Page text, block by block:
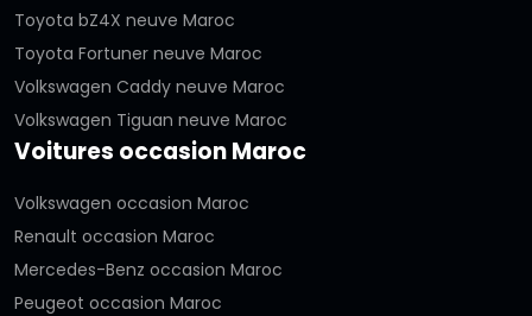
Toyota bZ4X neuve Maroc
Toyota Fortuner neuve Maroc
Volkswagen Caddy neuve Maroc
Volkswagen Tiguan neuve Maroc
Voitures occasion Maroc
Volkswagen occasion Maroc
Renault occasion Maroc
Mercedes-Benz occasion Maroc
Peugeot occasion Maroc